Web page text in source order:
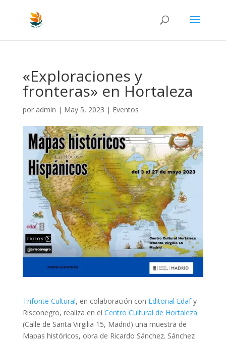
«Exploraciones y
fronteras» en Hortaleza
por admin | May 5, 2023 | Eventos
Trifonte Cultural, en colaboración con Editorial Edafy
Risconegro, realiza en el Centro Cultural de Hortaleza
(Calle de Santa Virgilia 15, Madrid) una muestra de
Mapas históricos, obra de Ricardo Sánchez. Sánchez